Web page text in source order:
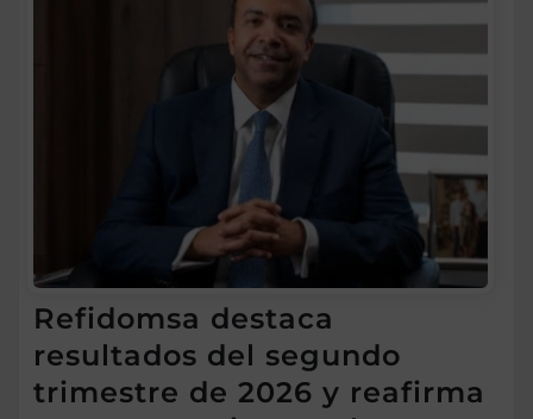
Refidomsa destaca
resultados del segundo
trimestre de 2026 y reafirma